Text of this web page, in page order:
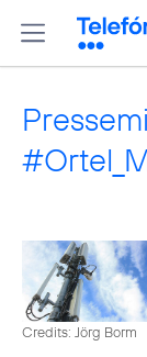
Credits: Jörg Borm